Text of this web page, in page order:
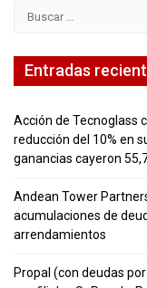
Entradas
Acción de Tecnoglass
reducción del 10% en
ganancias cayeron
Andean Tower
acumulaciones de
arrendamientos
Propal (con deudas